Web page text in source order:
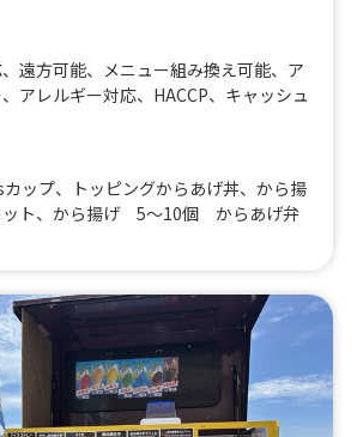
、 遠方可能、 メニュー組み換え可能、 ア
、 アレルギー対応、 HACCP、 キャッシュ
ップ、トッピングからあげ丼、から揚
ット、から揚げ 5〜10個 からあげ弁